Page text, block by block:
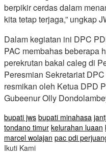
berpikir cerdas dalam
kita tetap terjaga,” ungkap
Dalam kegiatan ini DPC
PAC membahas beberapa
perekrutan bakal caleg di
Peresmian Sekretariat
resmikan oleh Ketua DPD
Gubeenur Olly
bupati jws bupati minahasa
tondano timur kelurahan luaan
marcel wolajan pac pdi
Ikuti Kami